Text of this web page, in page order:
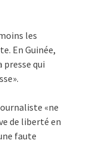
les
En Guinée,
presse qui
«ne
de liberté en
faute